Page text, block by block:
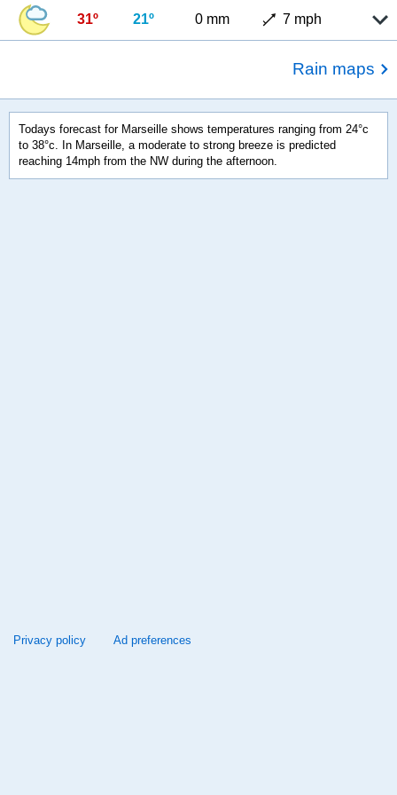
31º 21º 0 mm 7 mph
Rain maps
Todays forecast for Marseille shows temperatures ranging from 24°c
to 38°c. In Marseille, a moderate to strong breeze is predicted
reaching 14mph from the NW during the afternoon.
Privacy policy Ad preferences